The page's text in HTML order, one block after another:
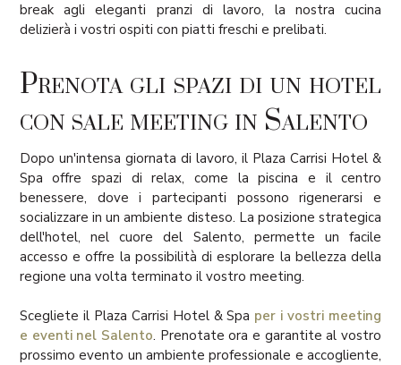
break agli eleganti pranzi di lavoro, la nostra cucina
delizierà i vostri ospiti con piatti freschi e prelibati.
Prenota gli spazi di un hotel
con sale meeting in Salento
Dopo un'intensa giornata di lavoro, il Plaza Carrisi Hotel &
Spa offre spazi di relax, come la piscina e il centro
benessere, dove i partecipanti possono rigenerarsi e
socializzare in un ambiente disteso. La posizione strategica
dell'hotel, nel cuore del Salento, permette un facile
accesso e offre la possibilità di esplorare la bellezza della
regione una volta terminato il vostro meeting.
Scegliete il Plaza Carrisi Hotel & Spa per i vostri meeting
e eventi nel Salento. Prenotate ora e garantite al vostro
prossimo evento un ambiente professionale e accogliente,